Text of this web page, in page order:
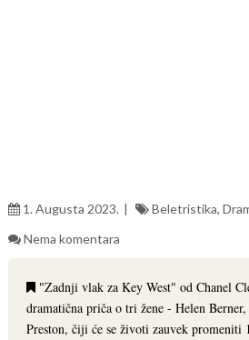
1. Augusta 2023. Beletristika,
Nema komentara
"Zadnji vlak za Key West" od Chanel
dramatična priča o tri žene - Helen
Preston, čiji će se životi zauvek promeniti